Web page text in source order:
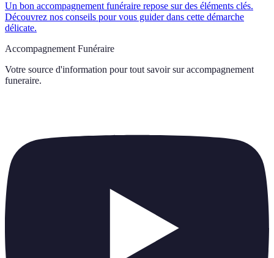
Un bon accompagnement funéraire repose sur des éléments clés.
Découvrez nos conseils pour vous guider dans cette démarche
délicate.
Accompagnement Funéraire
Votre source d'information pour tout savoir sur accompagnement
funeraire.